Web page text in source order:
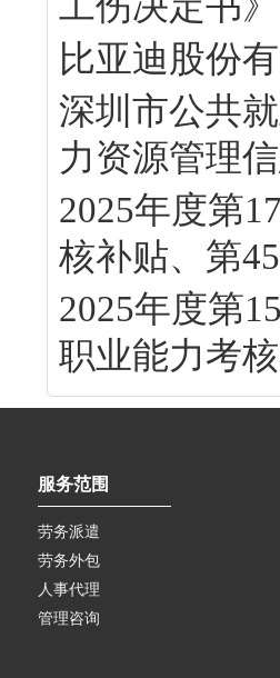
比亚迪股份
深圳市公共
力资源管理
2025年度第
核补贴、第
2025年度第
职业能力考
服务范围
劳务派遣
劳务外包
人事代理
管理咨询